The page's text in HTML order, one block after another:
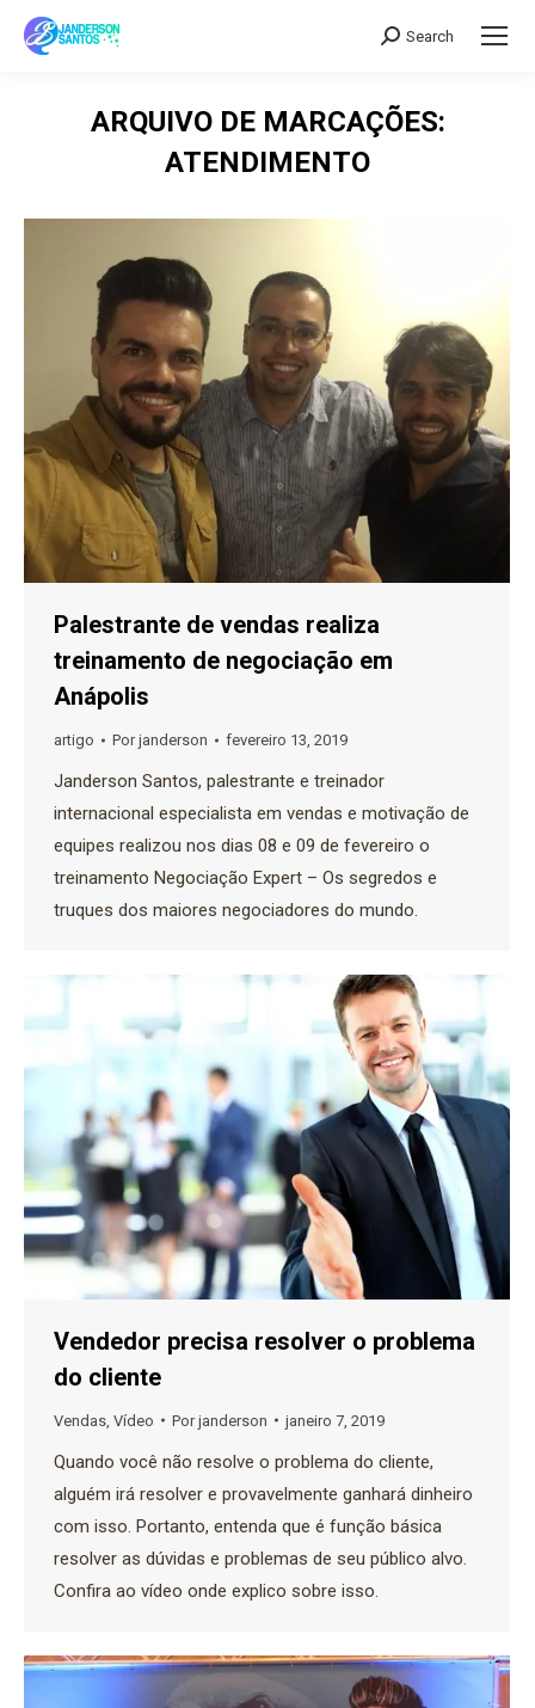
Search:
Search
ARQUIVO DE MARCAÇÕES:
ATENDIMENTO
Palestrante de vendas realiza
treinamento de negociação em
Anápolis
artigo Porjanderson fevereiro 13, 2019
Janderson Santos, palestrante e treinador
internacional especialista em vendas e motivação de
equipes realizou nos dias 08 e 09 de fevereiro o
treinamento Negociação Expert – Os segredos e
truques dos maiores negociadores do mundo.
Vendedor precisa resolver o problema
do cliente
Vendas Vídeo Porjanderson janeiro 7, 2019
Quando você não resolve o problema do cliente,
alguém irá resolver e provavelmente ganhará dinheiro
com isso. Portanto, entenda que é função básica
resolver as dúvidas e problemas de seu público alvo.
Confira ao vídeo onde explico sobre isso.